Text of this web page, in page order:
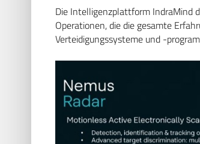
Die Intelligenzplattform IndraMind
Operationen, die die gesamte
Verteidigungssysteme und -